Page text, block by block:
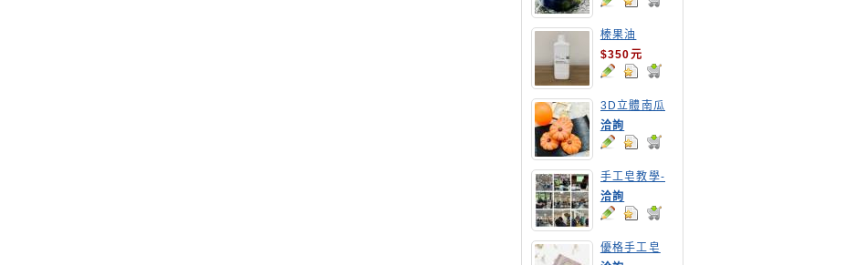
榛果油
$350元
3D立體南瓜
手工皂
洽詢
手工皂教學-
嘉南農田水利
會皂花教學
洽詢
優格手工皂